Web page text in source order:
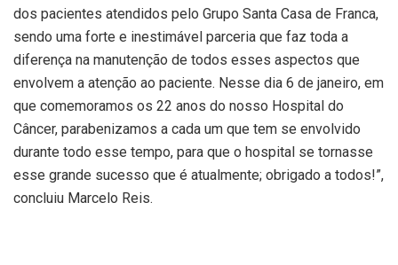
dos pacientes atendidos pelo Grupo Santa Casa de Franca,
sendo uma forte e inestimável parceria que faz toda a
diferença na manutenção de todos esses aspectos que
envolvem a atenção ao paciente. Nesse dia 6 de janeiro, em
que comemoramos os 22 anos do nosso Hospital do
Câncer, parabenizamos a cada um que tem se envolvido
durante todo esse tempo, para que o hospital se tornasse
esse grande sucesso que é atualmente; obrigado a todos!”,
concluiu Marcelo Reis.